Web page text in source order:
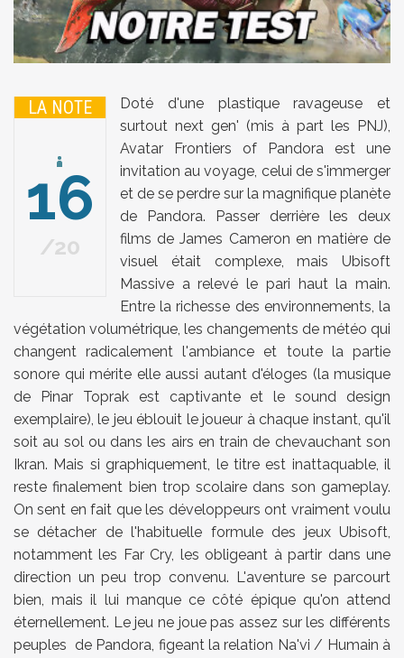
LA NOTE
16
20
Doté d'une plastique ravageuse et
surtout next gen' (mis à part les PNJ),
Avatar Frontiers of Pandora est une
invitation au voyage, celui de s'immerger
et de se perdre sur la magnifique planète
de Pandora. Passer derrière les deux
films de James Cameron en matière de
visuel était complexe, mais Ubisoft
Massive a relevé le pari haut la main.
Entre la richesse des environnements, la
végétation volumétrique, les changements de météo qui
changent radicalement l'ambiance et toute la partie
sonore qui mérite elle aussi autant d'éloges (la musique
de Pinar Toprak est captivante et le sound design
exemplaire), le jeu éblouit le joueur à chaque instant, qu'il
soit au sol ou dans les airs en train de chevauchant son
Ikran. Mais si graphiquement, le titre est inattaquable, il
reste finalement bien trop scolaire dans son gameplay.
On sent en fait que les développeurs ont vraiment voulu
se détacher de l'habituelle formule des jeux Ubisoft,
notamment les Far Cry, les obligeant à partir dans une
direction un peu trop convenu. L'aventure se parcourt
bien, mais il lui manque ce côté épique qu'on attend
éternellement. Le jeu ne joue pas assez sur les différents
peuples de Pandora, figeant la relation Na'vi / Humain à